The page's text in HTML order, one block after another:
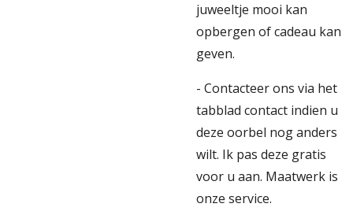
juweeltje mooi kan
opbergen of cadeau kan
geven.
- Contacteer ons via het
tabblad contact indien u
deze oorbel nog anders
wilt. Ik pas deze gratis
voor u aan. Maatwerk is
onze service.